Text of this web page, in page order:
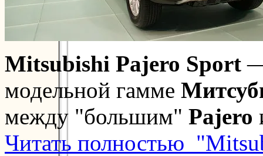
Mitsubishi Pajero Sport
модельной гамме
между "большим" Pajero
Читать полностью